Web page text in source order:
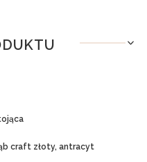
craft złoty, antracyt